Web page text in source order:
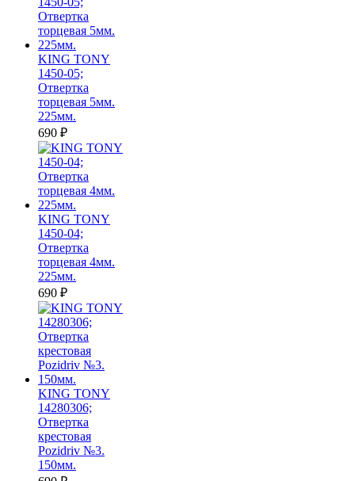
KING TONY
1450-05;
Отвертка
торцевая 5мм.
225мм.
690 ₽
KING TONY
1450-04;
Отвертка
торцевая 4мм.
225мм.
690 ₽
KING TONY
14280306;
Отвертка
крестовая
Pozidriv №3.
150мм.